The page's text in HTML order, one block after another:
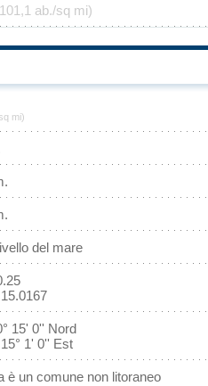
ab./sq mi)
mi)
del mare
15.0167
15' 0'' Nord
15° 1' 0'' Est
è un comune non litoraneo